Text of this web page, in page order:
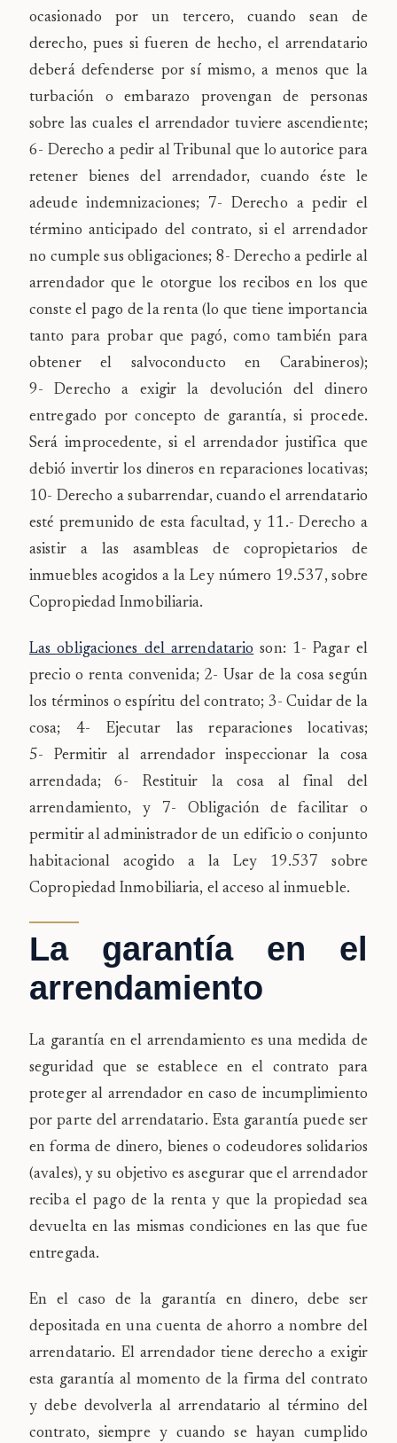
ocasionado por un tercero, cuando sean de
derecho, pues si fueren de hecho, el arrendatario
deberá defenderse por sí mismo, a menos que la
turbación o embarazo provengan de personas
sobre las cuales el arrendador tuviere ascendiente;
6- Derecho a pedir al Tribunal que lo autorice para
retener bienes del arrendador, cuando éste le
adeude indemnizaciones; 7- Derecho a pedir el
término anticipado del contrato, si el arrendador
no cumple sus obligaciones; 8- Derecho a pedirle al
arrendador que le otorgue los recibos en los que
conste el pago de la renta (lo que tiene importancia
tanto para probar que pagó, como también para
obtener el salvoconducto en Carabineros);
9- Derecho a exigir la devolución del dinero
entregado por concepto de garantía, si procede.
Será improcedente, si el arrendador justifica que
debió invertir los dineros en reparaciones locativas;
10- Derecho a subarrendar, cuando el arrendatario
esté premunido de esta facultad, y 11.- Derecho a
asistir a las asambleas de copropietarios de
inmuebles acogidos a la Ley número 19.537, sobre
Copropiedad Inmobiliaria.
Las obligaciones del arrendatario son: 1-Pagar el
precio o renta convenida; 2- Usar de la cosa según
los términos o espíritu del contrato; 3-Cuidar de la
cosa; 4- Ejecutar las reparaciones locativas;
5- Permitir al arrendador inspeccionar la cosa
arrendada; 6- Restituir la cosa al final del
arrendamiento, y 7- Obligación de facilitar o
permitir al administrador de un edificio o conjunto
habitacional acogido a la Ley 19.537 sobre
Copropiedad Inmobiliaria, el acceso al inmueble.
La garantía en el
arrendamiento
La garantía en el arrendamiento es una medida de
seguridad que se establece en el contrato para
proteger al arrendador en caso de incumplimiento
por parte del arrendatario. Esta garantía puede ser
en forma de dinero, bienes o codeudores solidarios
(avales), y su objetivo es asegurar que el arrendador
reciba el pago de la renta y que la propiedad sea
devuelta en las mismas condiciones en las que fue
entregada.
En el caso de la garantía en dinero, debe ser
depositada en una cuenta de ahorro a nombre del
arrendatario. El arrendador tiene derecho a exigir
esta garantía al momento de la firma del contrato
y debe devolverla al arrendatario al término del
contrato, siempre y cuando se hayan cumplido